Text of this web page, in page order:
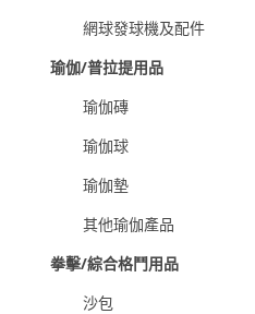
網球發球機及配件
瑜伽/普拉提用品
瑜伽磚
瑜伽球
瑜伽墊
其他瑜伽產品
拳擊/綜合格鬥用品
沙包